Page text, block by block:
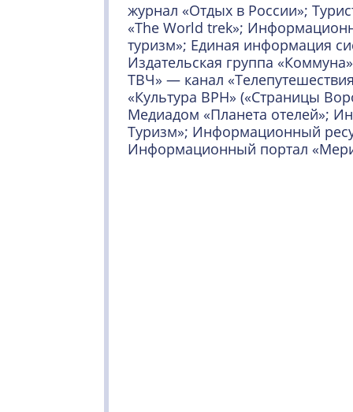
журнал «Отдых в России»;
«The World trek»;
туризм»; Единая информация
Издательская группа
ТВЧ» — канал
«Культура ВРН» («Страницы
Медиадом «Планета отелей»;
Туризм»; Информационный
Информационный портал